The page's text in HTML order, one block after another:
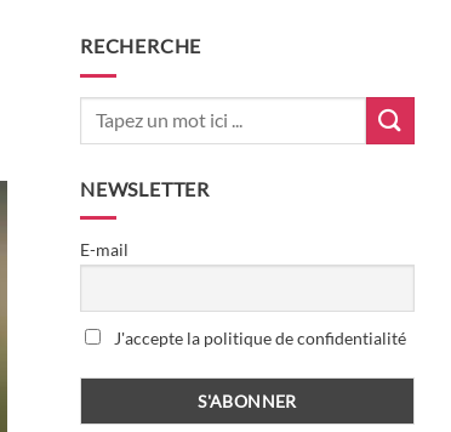
RECHERCHE
NEWSLETTER
E-mail
J'accepte la politique de confidentialité